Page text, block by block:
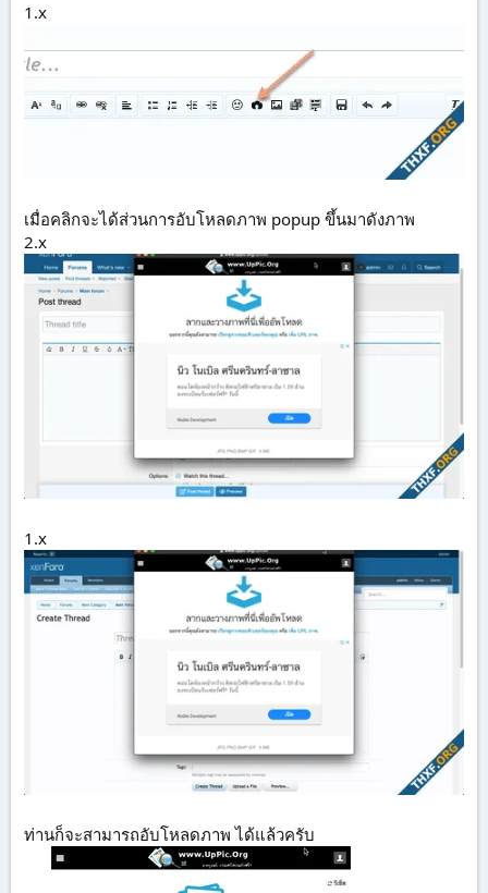
1.x
เมื่อคลิกจะได้ส่วนการอับโหลดภาพ popup ขึ้นมาดังภาพ
2.x
1.x
ท่านก็จะสามารถอับโหลดภาพ ได้แล้วครับ